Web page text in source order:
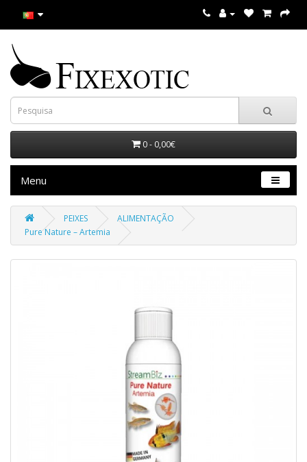
0 - 0,00€
Menu
PEIXES
ALIMENTAÇÃO
Pure Nature – Artemia